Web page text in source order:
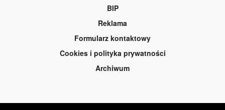
BIP
Reklama
Formularz kontaktowy
Cookies i polityka prywatności
Archiwum